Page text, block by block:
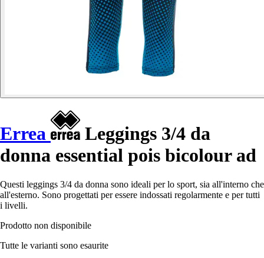
Errea
Leggings 3/4 da
donna essential pois bicolour ad
Questi leggings 3/4 da donna sono ideali per lo sport, sia all'interno che
all'esterno. Sono progettati per essere indossati regolarmente e per tutti
i livelli.
Prodotto non disponibile
Tutte le varianti sono esaurite